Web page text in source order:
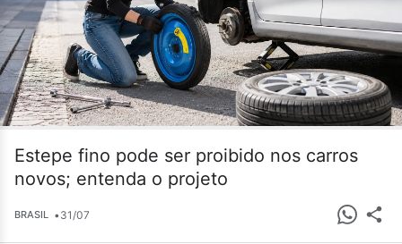
Estepe fino pode ser proibido nos carros
novos; entenda o projeto
BRASIL •31/07